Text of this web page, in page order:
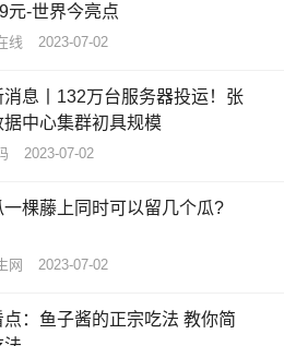
元-世界今亮点
线 2023-07-02
消息丨132万台服务器投运！张
据中心集群初具规模
2023-07-02
一棵藤上同时可以留几个瓜?
网 2023-07-02
点：鱼子酱的正宗吃法 教你简